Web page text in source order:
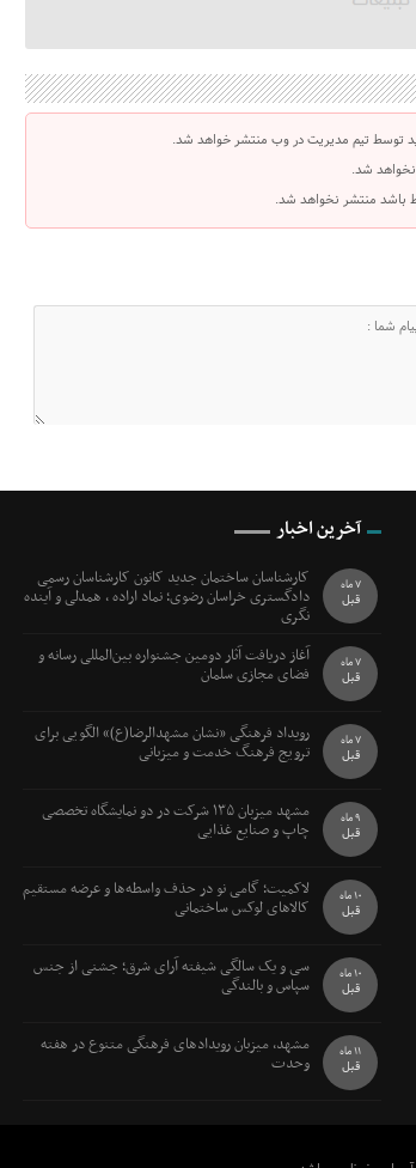
توسط تیم مدیریت در وب منتشر خواهد شد.
نخواهد شد.
باشد منتشر نخواهد شد.
آخرین اخبار
کارشناسان ساختمان جدید کانون کارشناسان رسمی
دادگستری خراسان رضوی؛ نماد اراده ، همدلی و آینده
نگری
7 ماه
قبل
آغاز دریافت آثار دومین جشنواره بین‌المللی رسانه و
فضای مجازی سلمان 7 ماه
قبل
رویداد فرهنگی «نشان مشهدالرضا(ع)» الگویی برای
ترویج فرهنگ خدمت و میزبانی 7 ماه
قبل
مشهد میزبان ۱۳۵ شرکت در دو نمایشگاه تخصصی
چاپ و صنایع غذایی 9 ماه
قبل
لاکمیت؛ گامی نو در حذف واسطه‌ها و عرضه مستقیم
کالاهای لوکس ساختمانی 10 ماه
قبل
سی و یک سالگی شیفته آرای شرق؛ جشنی از جنس
سپاس و بالندگی 10 ماه
قبل
مشهد، میزبان رویدادهای فرهنگی متنوع در هفته
وحدت 11 ماه
قبل